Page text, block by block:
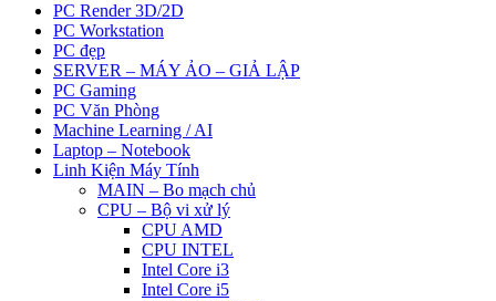
PC Render 3D/2D
PC Workstation
PC đẹp
SERVER – MÁY ẢO – GIẢ LẬP
PC Gaming
PC Văn Phòng
Machine Learning / AI
Laptop – Notebook
Linh Kiện Máy Tính
MAIN – Bo mạch chủ
CPU – Bộ vi xử lý
CPU AMD
CPU INTEL
Intel Core i3
Intel Core i5